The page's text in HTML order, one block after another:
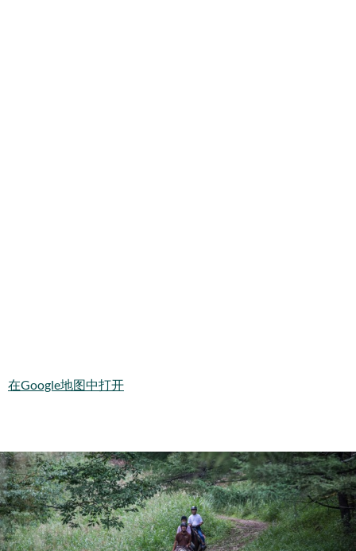
在Google地图中打开